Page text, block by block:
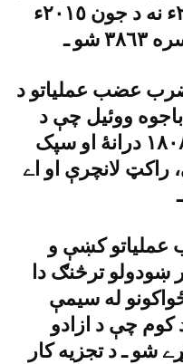
ووژلے شول او د جون ٢٠١٤ء نه د جون ٢٠١٥ء
شو ـ
عضب عملياتو د
ووئيل چې د
ترهه ګرو د مرکزونو څخه ١٨٠٨ درانۀ او سپک
راکټ لانچرې او اے
کښې و
ښودولو ترڅنګ دا
له سيمې
کوم چې د ازادو
شو ـ د تجزيه کار